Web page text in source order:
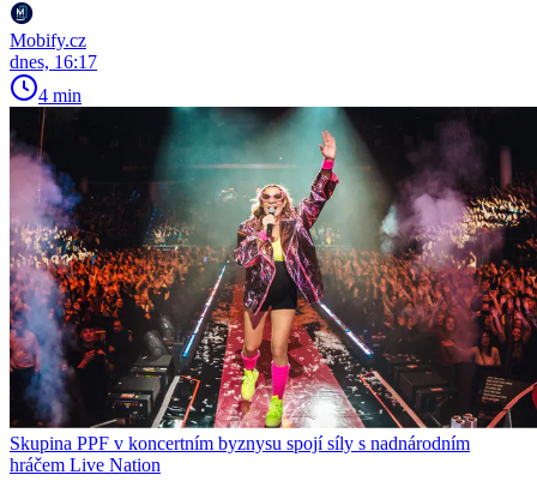
Mobify.cz
dnes, 16:17
4 min
Skupina PPF v koncertním byznysu spojí síly s nadnárodním
hráčem Live Nation